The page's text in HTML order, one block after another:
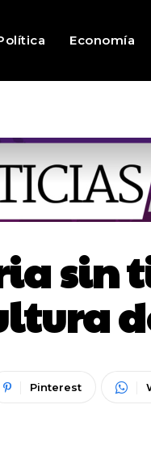
Economía
sin
Pinterest